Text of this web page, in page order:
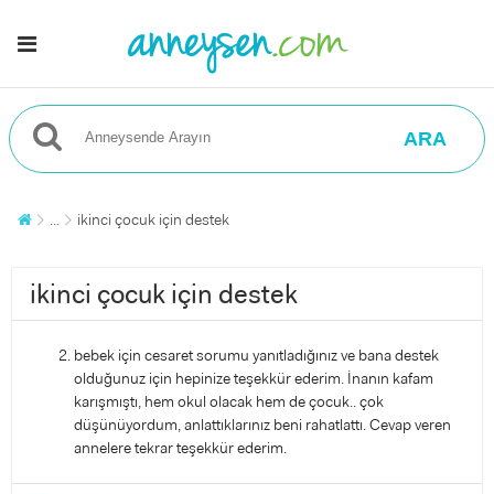
ARA
... ikinci çocuk için destek
ikinci çocuk için destek
bebek için cesaret sorumu yanıtladığınız ve bana destek
olduğunuz için hepinize teşekkür ederim. İnanın kafam
karışmıştı, hem okul olacak hem de çocuk.. çok
düşünüyordum, anlattıklarınız beni rahatlattı. Cevap veren
annelere tekrar teşekkür ederim.